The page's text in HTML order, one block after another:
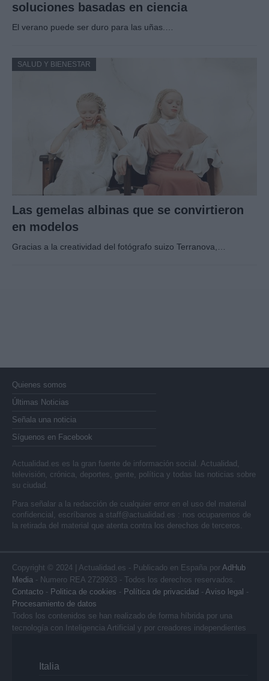
soluciones basadas en ciencia
El verano puede ser duro para las uñas.…
SALUD Y BIENESTAR
Las gemelas albinas que se convirtieron
en modelos
Gracias a la creatividad del fotógrafo suizo Terranova,…
Quienes somos
Últimas Noticias
Señala una noticia
Síguenos en Facebook
Actualidad.es es la gran fuente de información social. Actualidad,
televisión, crónica, deportes, gente, política y todas las noticias sobre
su ciudad.
Para señalar a la redacción de cualquier error en el uso del material
confidencial, escríbanos a staff@actualidad.es : nos ocuparemos de
la retirada del material que atenta contra los derechos de terceros.
Copyright © 2024 | Actualidad.es - Publicado en España por AdHub
Media - Numero REA 2729933 - Todos los derechos reservados.
Contacto - Politica de cookies - Política de privacidad - Aviso legal -
Procesamiento de datos
Todos los contenidos se han realizado de forma híbrida por una
tecnología con Inteligencia Artificial y por creadores independientes
Italia